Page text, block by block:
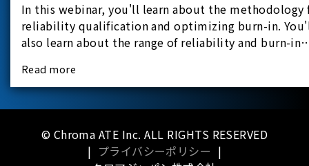
In this webinar, you'll learn about the methodology
reliability qualification and optimizing burn-in.
also learn about the range of reliability and burn-in
reliability-test-as-a-service options.
Read more
© Chroma ATE Inc. ALL RIGHTS RESERVED
| プライバシーポリシー |